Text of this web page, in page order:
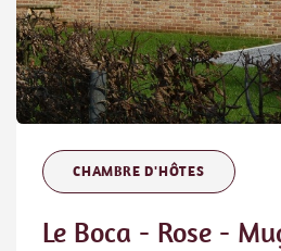
CHAMBRE D'HÔTES
Le Boca - Rose -